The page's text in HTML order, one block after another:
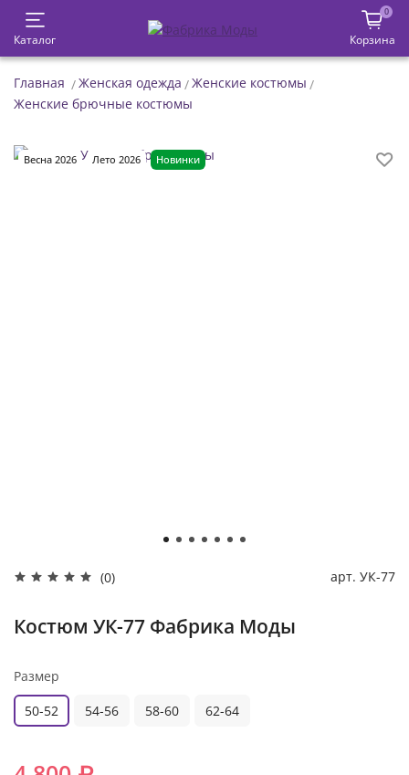
Каталог
0
Корзина
Главная Женская одежда
Женские костюмы
Женские брючные костюмы
Весна 2026 Лето 2026 Новинки
(0) арт. УК-77
Костюм УК-77 Фабрика Моды
Размер
50-52
54-56 58-60 62-64